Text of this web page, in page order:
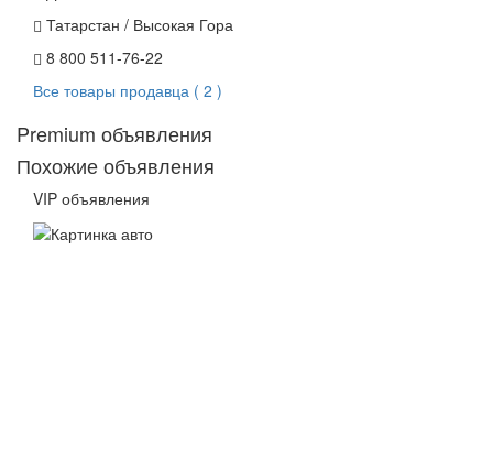
Татарстан / Высокая Гора
8 800 511-76-22
Все товары продавца ( 2 )
Premium объявления
Похожие объявления
VIP объявления